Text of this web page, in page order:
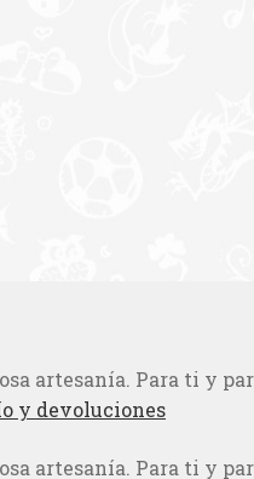
artesanía. Para ti y
y devoluciones
artesanía. Para ti y